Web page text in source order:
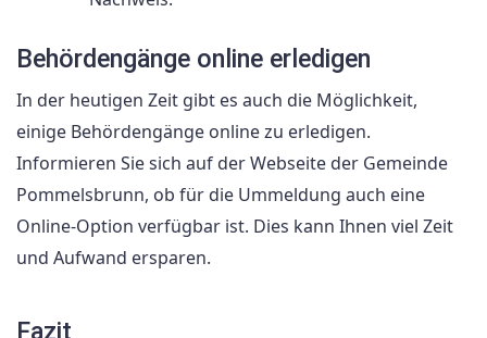
Behördengänge online erledigen
In der heutigen Zeit gibt es auch die Möglichkeit,
einige Behördengänge online zu erledigen.
Informieren Sie sich auf der Webseite der Gemeinde
Pommelsbrunn, ob für die Ummeldung auch eine
Online-Option verfügbar ist. Dies kann Ihnen viel Zeit
und Aufwand ersparen.